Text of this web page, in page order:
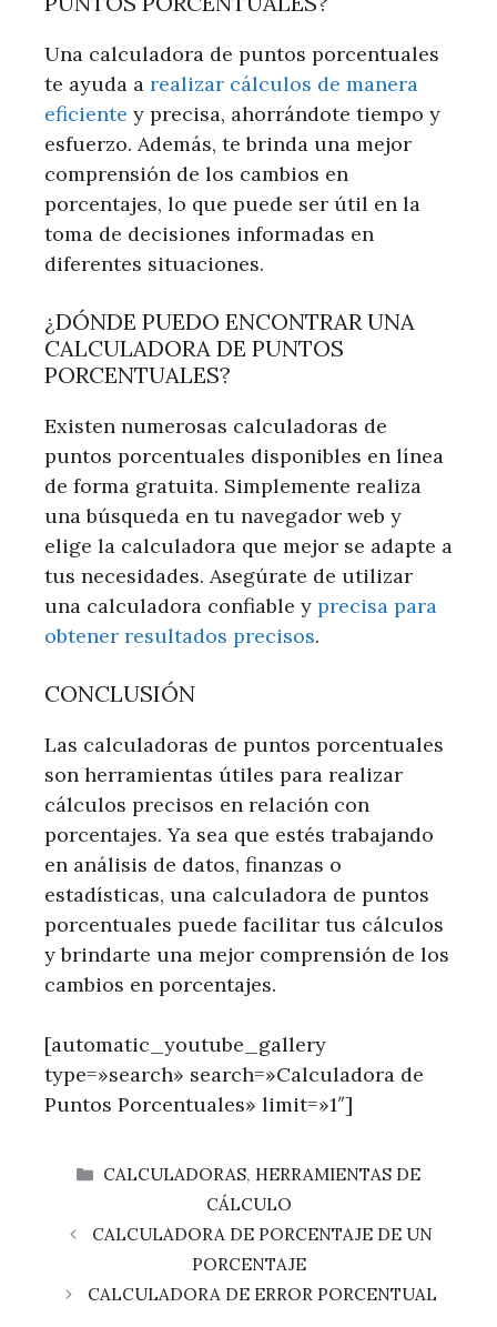
Una calculadora de puntos porcentuales
te ayuda a realizar cálculos de manera
eficiente y precisa, ahorrándote tiempo y
esfuerzo. Además, te brinda una mejor
comprensión de los cambios en
porcentajes, lo que puede ser útil en la
toma de decisiones informadas en
diferentes situaciones.
¿DÓNDE PUEDO ENCONTRAR UNA
CALCULADORA DE PUNTOS
PORCENTUALES?
Existen numerosas calculadoras de
puntos porcentuales disponibles en línea
de forma gratuita. Simplemente realiza
una búsqueda en tu navegador web y
elige la calculadora que mejor se adapte a
tus necesidades. Asegúrate de utilizar
una calculadora confiable y precisa para
obtener resultados precisos.
CONCLUSIÓN
Las calculadoras de puntos porcentuales
son herramientas útiles para realizar
cálculos precisos en relación con
porcentajes. Ya sea que estés trabajando
en análisis de datos, finanzas o
estadísticas, una calculadora de puntos
porcentuales puede facilitar tus cálculos
y brindarte una mejor comprensión de los
cambios en porcentajes.
[automatic_youtube_gallery
type=»search» search=»Calculadora de
Puntos Porcentuales» limit=»1″]
CATEGORÍAS
CALCULADORAS, HERRAMIENTAS DE
CÁLCULO
CALCULADORA DE PORCENTAJE DE UN
PORCENTAJE
CALCULADORA DE ERROR PORCENTUAL